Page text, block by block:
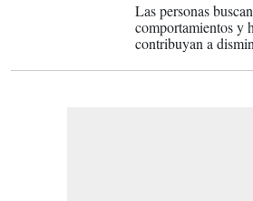
Las personas
comportamientos y
contribuyan a